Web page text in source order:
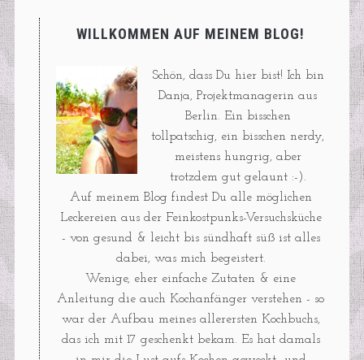
WILLKOMMEN AUF MEINEM BLOG!
Schön, dass Du hier bist! Ich bin
Danja, Projektmanagerin aus
Berlin. Ein bisschen
tollpatschig, ein bisschen nerdy,
meistens hungrig, aber
trotzdem gut gelaunt :-).
Auf meinem Blog findest Du alle möglichen
Leckereien aus der Feinkostpunks-Versuchsküche
- von gesund & leicht bis sündhaft süß ist alles
dabei, was mich begeistert.
Wenige, eher einfache Zutaten & eine
Anleitung die auch Kochanfänger verstehen - so
war der Aufbau meines allerersten Kochbuchs,
das ich mit 17 geschenkt bekam. Es hat damals